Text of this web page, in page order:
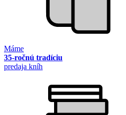
Máme
35-ročnú tradíciu
predaja kníh